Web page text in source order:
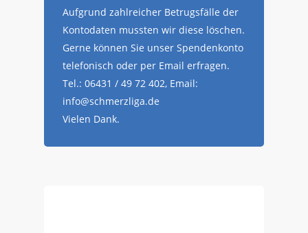
Aufgrund zahlreicher Betrugsfälle der
Kontodaten mussten wir diese löschen.
Gerne können Sie unser Spendenkonto
telefonisch oder per Email erfragen.
Tel.: 06431 / 49 72 402, Email:
info@schmerzliga.de
Vielen Dank.